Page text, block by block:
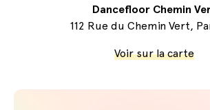
Dancefloor Chemin
112 Rue du Chemin Vert,
Voir sur la carte